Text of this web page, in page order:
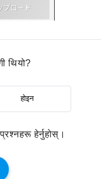
थियो?
होइन
हेर्नुहोस्।